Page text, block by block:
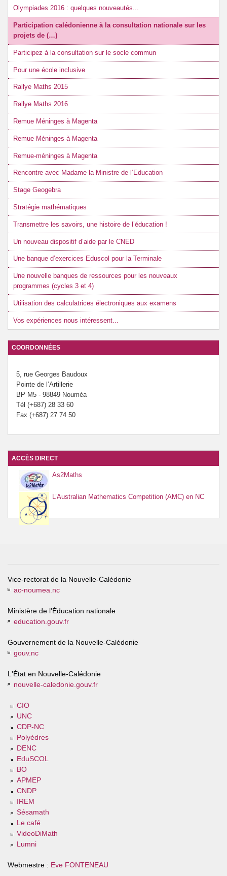
Olympiades 2016 : quelques nouveautés...
Participation calédonienne à la consultation nationale sur les
projets de (…)
Participez à la consultation sur le socle commun
Pour une école inclusive
Rallye Maths 2015
Rallye Maths 2016
Remue Méninges à Magenta
Remue Méninges à Magenta
Remue-méninges à Magenta
Rencontre avec Madame la Ministre de l’Education
Stage Geogebra
Stratégie mathématiques
Transmettre les savoirs, une histoire de l’éducation !
Un nouveau dispositif d’aide par le CNED
Une banque d’exercices Eduscol pour la Terminale
Une nouvelle banques de ressources pour les nouveaux
programmes (cycles 3 et 4)
Utilisation des calculatrices électroniques aux examens
Vos expériences nous intéressent...
COORDONNÉES
5, rue Georges Baudoux
Pointe de l’Artillerie
BP M5 - 98849 Nouméa
Tél (+687) 28 33 60
Fax (+687) 27 74 50
ACCÈS DIRECT
As2Maths
L’Australian Mathematics Competition (AMC) en NC
Vice-rectorat de la Nouvelle-Calédonie
ac-noumea.nc
Ministère de l'Éducation nationale
education.gouv.fr
Gouvernement de la Nouvelle-Calédonie
gouv.nc
L'État en Nouvelle-Calédonie
nouvelle-caledonie.gouv.fr
CIO
UNC
CDP-NC
Polyèdres
DENC
EduSCOL
BO
APMEP
CNDP
IREM
Sésamath
Le café
VideoDiMath
Lumni
Webmestre : Eve FONTENEAU